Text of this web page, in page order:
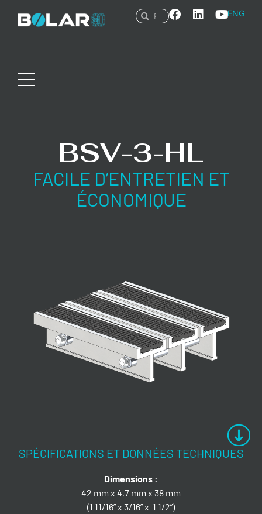
ENG
BSV-3-HL
FACILE D’ENTRETIEN ET
ÉCONOMIQUE
SPÉCIFICATIONS ET DONNÉES TECHNIQUES
Dimensions :
42 mm x 4,7 mm x 38 mm
(1 11/16” x 3/16” x 1 1/2”)